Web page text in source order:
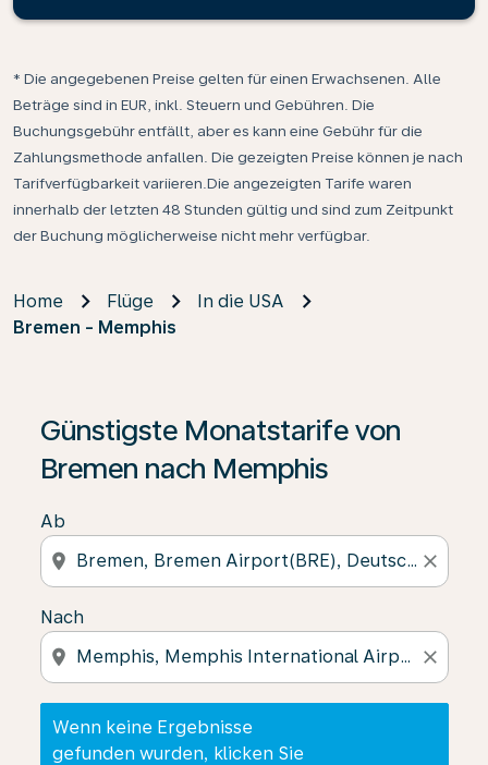
* Die angegebenen Preise gelten für einen Erwachsenen. Alle
Beträge sind in EUR, inkl. Steuern und Gebühren. Die
Buchungsgebühr entfällt, aber es kann eine Gebühr für die
Zahlungsmethode anfallen. Die gezeigten Preise können je nach
Tarifverfügbarkeit variieren.Die angezeigten Tarife waren
innerhalb der letzten 48 Stunden gültig und sind zum Zeitpunkt
der Buchung möglicherweise nicht mehr verfügbar.
Home Flüge
In die USA
Bremen - Memphis
Günstigste Monatstarife von
Bremen nach Memphis
Ab
location_on close
Nach
location_on close
Wenn keine Ergebnisse
gefunden wurden, klicken Sie
Wenn keine Ergebnisse gefunden wurden, klicken